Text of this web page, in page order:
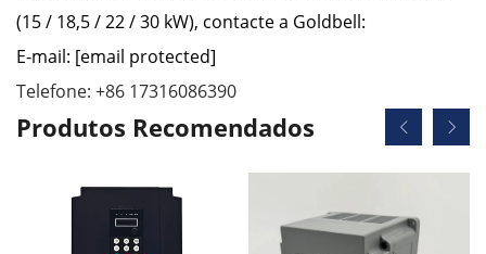
(15 / 18,5 / 22 / 30 kW), contacte a Goldbell:
E-mail: [email protected]
Telefone: +86 17316086390
Produtos Recomendados